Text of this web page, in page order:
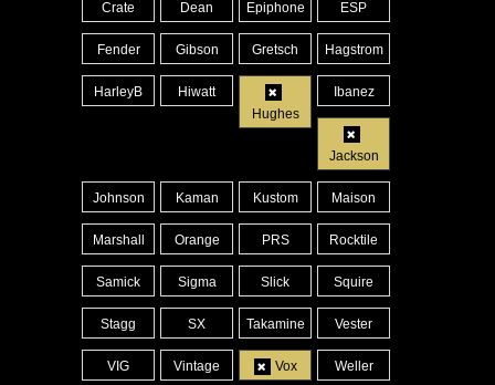
Crate Dean Epiphone ESP
Fender Gibson Gretsch Hagstrom
HarleyB
Hiwatt
Hughes
Ibanez
Jackson
Johnson Kaman Kustom Maison
Marshall Orange PRS Rocktile
Samick Sigma Slick Squire
Stagg SX Takamine Vester
VIG Vintage Vox Weller